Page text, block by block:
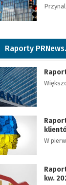
Raporty
W
kw.